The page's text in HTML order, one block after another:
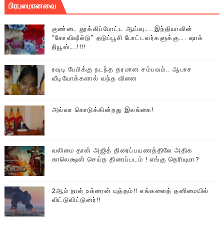
பிரபலமானவை
குண்டை தூக்கிப்போட்ட ஆய்வு…. இந்தியாவின்
“கோவிஷீல்டு” தடுப்பூசி போட்டவர்களுக்கு…. ஷாக்
நியூஸ்….!!!!
ரவுடி பேபிக்கு நடந்த தரமான சம்பவம்.. ஆபாச
வீடியோக்களால் வந்த வினை
அல்வா கொடுக்கின்றது இலங்கை!
வலிமை தான் அஜித் திரைப்பயணத்திலே அதிக
காலெக்ஷன் செய்த திரைப்படம் ! எங்கு தெரியுமா?
2ஆம் நாள் உக்ரைன் யுத்தம்!! எங்களைத் தனிமையில்
விட்டுவிட்டுனர்!!